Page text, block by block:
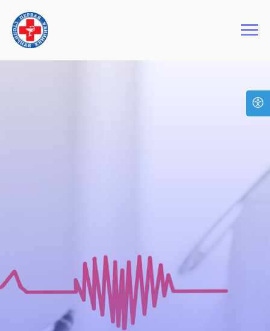
Первая Столичная Клиника